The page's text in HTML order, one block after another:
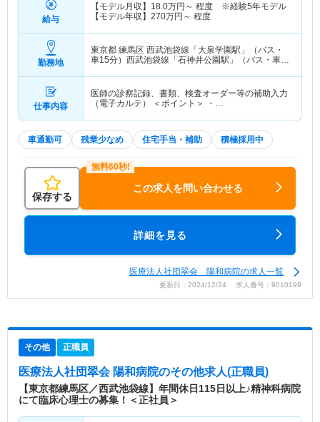
給与
【モデル月収】 18.0万円～ 程度 ※経験5年モデル
【モデル年収】 270万円～ 程度
勤務地
東京都 練馬区 西武池袋線「大泉学園駅」（バス・
車15分）西武池袋線「石神井公園駅」（バス・車
仕事内容
医師の診察記録、書類、検査オーダー等の補助入力
（電子カルテ） ＜ポイント＞ ・…
車通勤可 残業少なめ 住宅手当・補助 積極採用中
保存する
この求人を問い合わせる
詳細を見る
医療法人社団翠会 陽和病院の求人一覧
更新日：2024/12/24 求人番号：9010199
その他 正職員
医療法人社団翠会 陽和病院のその他求人(正職員)
【東京都練馬区／西武池袋線】年間休日115日以上♪精神科病院
にて臨床心理士の募集！＜正社員＞